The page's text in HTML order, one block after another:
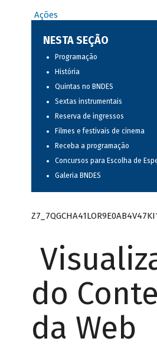
Ações
NESTA SEÇÃO
Programação
História
Quintas no BNDES
Sextas instrumentais
Reserva de ingressos
Filmes e festivais de cinema
Receba a programação
Concursos para Escolha de
Galeria BNDES
do
da Web